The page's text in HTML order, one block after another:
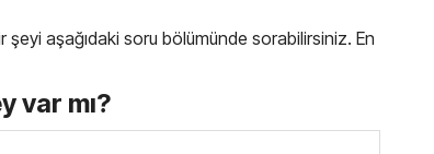
şeyi aşağıdaki soru bölümünde sorabilirsiniz. En
var mı?